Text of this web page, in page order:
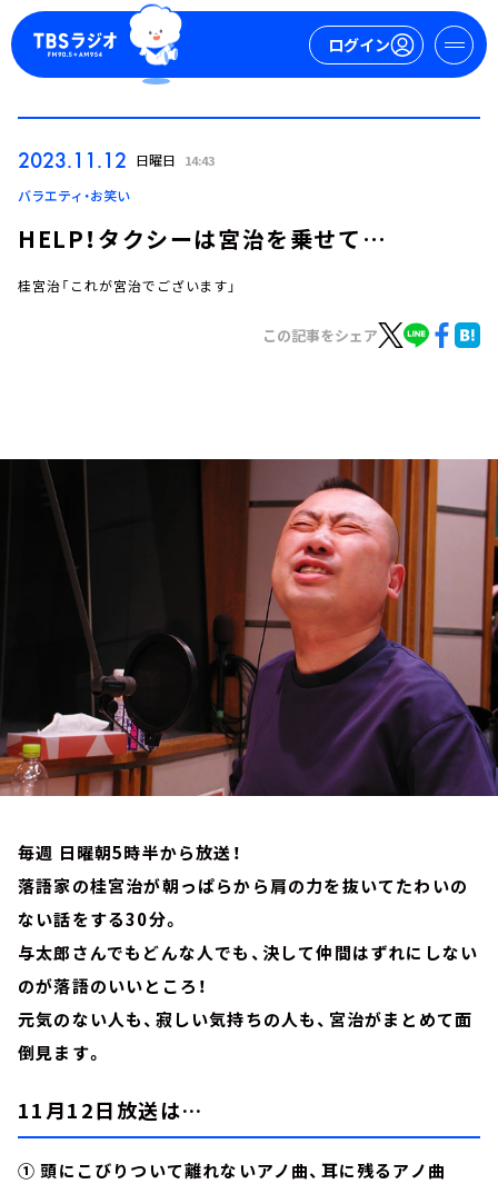
ログイン
ログイン
トピックス
イベント・グッズ
YouTube
会社情報
2023.11.12 日曜日 14:43
バラエティ・お笑い
HELP！タクシーは宮治を乗せて…
桂宮治「これが宮治でございます」
この記事をシェア
毎週 日曜朝5時半から放送！
落語家の桂宮治が朝っぱらから肩の力を抜いてたわいの
ない話をする30分。
与太郎さんでもどんな人でも、決して仲間はずれにしない
のが落語のいいところ！
元気のない人も、寂しい気持ちの人も、宮治がまとめて面
倒見ます。
11月12日放送は…
① 頭にこびりついて離れないアノ曲、耳に残るアノ曲